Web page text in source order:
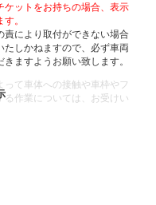
ットをお持ちの場合、表示
。
により取付ができない場合
たしかねますので、必ず車両
ますようお願い致します。
て車体への接触や車枠やフ
る作業については、お受けい